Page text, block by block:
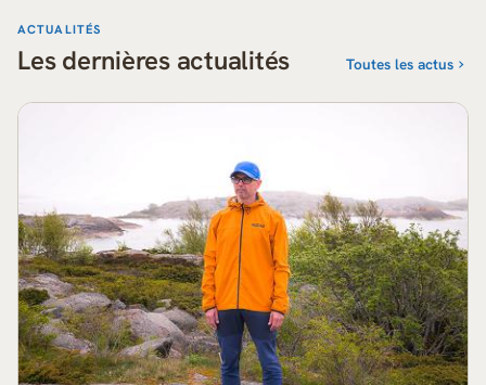
ACTUALITÉS
Les dernières actualités Toutes les actus